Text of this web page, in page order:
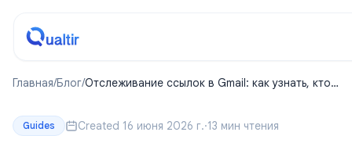
Главная/Блог/Отслеживание ссылок в Gmail: как узнать, кто
Guides Created 16 июня 2026 г.·13 мин чтения